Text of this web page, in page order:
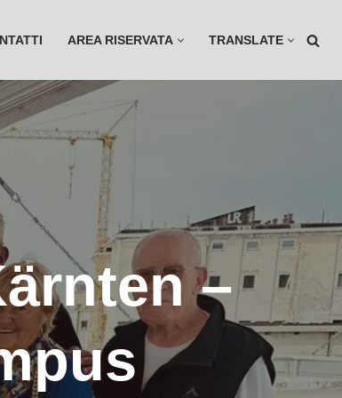
AREA RISERVATA TRANSLATE
–